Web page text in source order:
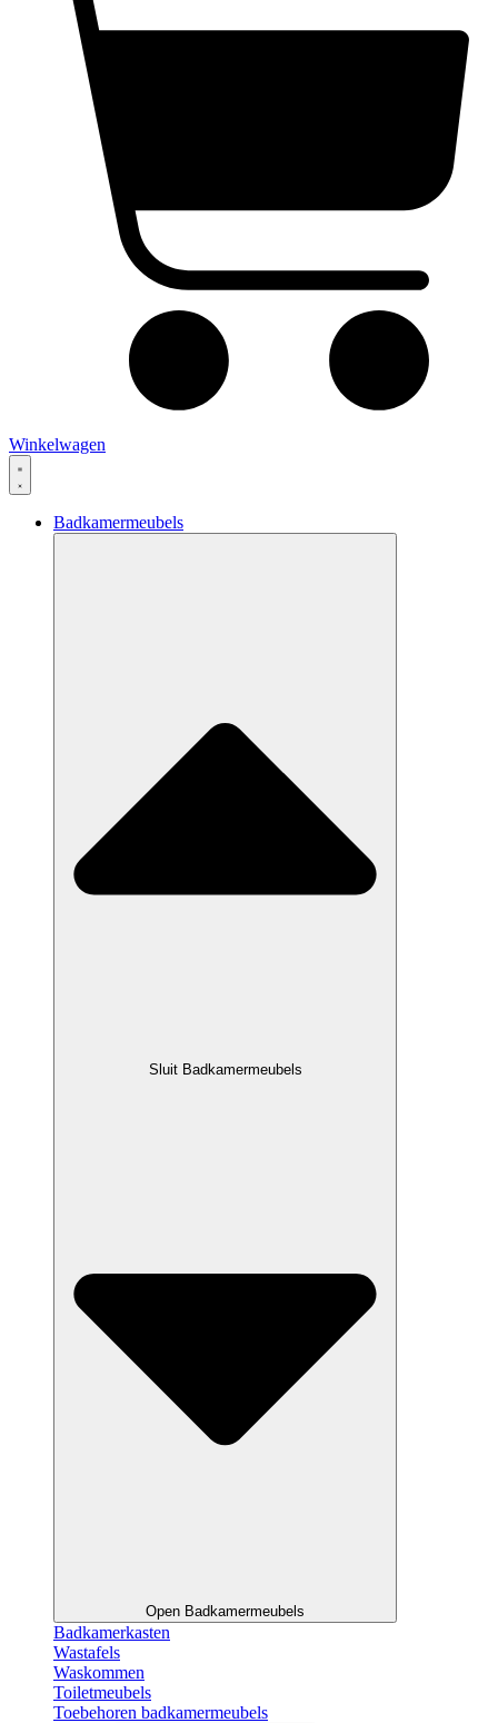
Winkelwagen
Badkamermeubels
Sluit Badkamermeubels
Open Badkamermeubels
Badkamerkasten
Wastafels
Waskommen
Toiletmeubels
Toebehoren badkamermeubels